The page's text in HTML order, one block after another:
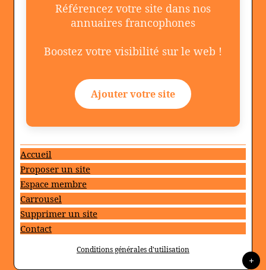
Référencez votre site dans nos
annuaires francophones
Boostez votre visibilité sur le web !
Ajouter votre site
Accueil
Proposer un site
Espace membre
Carrousel
Supprimer un site
Contact
Conditions générales d'utilisation
+